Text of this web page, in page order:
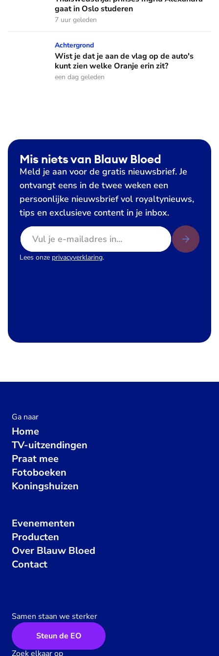
gaat in Oslo studeren
7 uur geleden
Wist je dat je aan de vlag op de auto's kunt zien welke
Achtergrond
Wist je dat je aan de vlag op de auto's
kunt zien welke Oranje erin zit?
een dag geleden
Mis niets van Blauw Bloed
Meld je aan voor de gratis nieuwsbrief. Je
ontvangt eens in de twee weken een
persoonlijke nieuwsbrief vol royaltynieuws,
tips en exclusieve content in je inbox.
E-mailadres
Lees onze privacyverklaring.
Ga naar
Home
TV-uitzendingen
Praat mee
Fotoboeken
Koningshuizen
Evenementen
Producten
Over Blauw Bloed
Contact
Samen staan we sterker
Steun de EO
Zoek elkaar op